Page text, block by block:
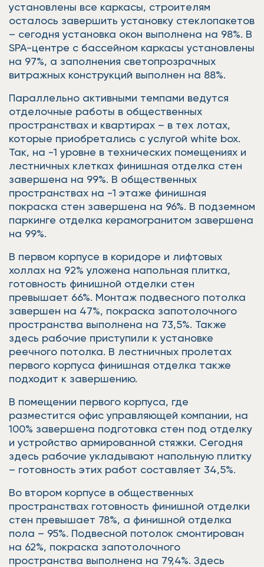
установлены все каркасы, строителям
осталось завершить установку стеклопакетов
– сегодня установка окон выполнена на 98%. В
SPA-центре с бассейном каркасы установлены
на 97%, а заполнения светопрозрачных
витражных конструкций выполнен на 88%.
Параллельно активными темпами ведутся
отделочные работы в общественных
пространствах и квартирах – в тех лотах,
которые приобретались с услугой white box.
Так, на -1 уровне в технических помещениях и
лестничных клетках финишная отделка стен
завершена на 99%. В общественных
пространствах на -1 этаже финишная
покраска стен завершена на 96%. В подземном
паркинге отделка керамогранитом завершена
на 99%.
В первом корпусе в коридоре и лифтовых
холлах на 92% уложена напольная плитка,
готовность финишной отделки стен
превышает 66%. Монтаж подвесного потолка
завершен на 47%, покраска запотолочного
пространства выполнена на 73,5%. Также
здесь рабочие приступили к установке
реечного потолка. В лестничных пролетах
первого корпуса финишная отделка также
подходит к завершению.
В помещении первого корпуса, где
разместится офис управляющей компании, на
100% завершена подготовка стен под отделку
и устройство армированной стяжки. Сегодня
здесь рабочие укладывают напольную плитку
– готовность этих работ составляет 34,5%.
Во втором корпусе в общественных
пространствах готовность финишной отделки
стен превышает 78%, а финишной отделка
пола – 95%. Подвесной потолок смонтирован
на 62%, покраска запотолочного
пространства выполнена на 79,4%. Здесь